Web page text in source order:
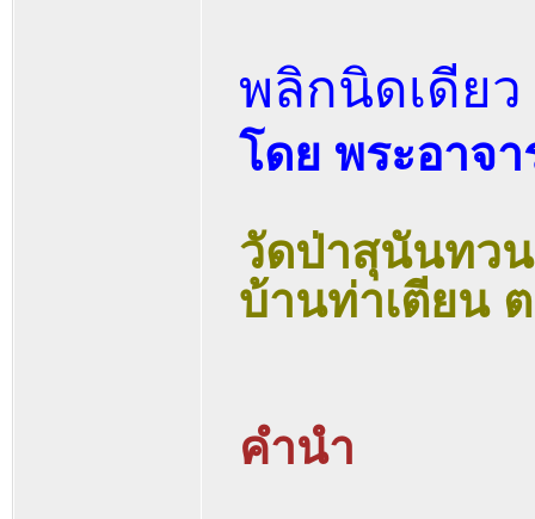
พลิกนิดเดียว
โดย พระอาจ
วัดป่าสุนันทว
บ้านท่าเตียน
คำนำ